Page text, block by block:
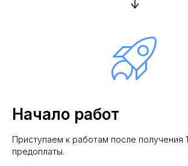
Начало работ
Приступаем к работам после получения
предоплаты.